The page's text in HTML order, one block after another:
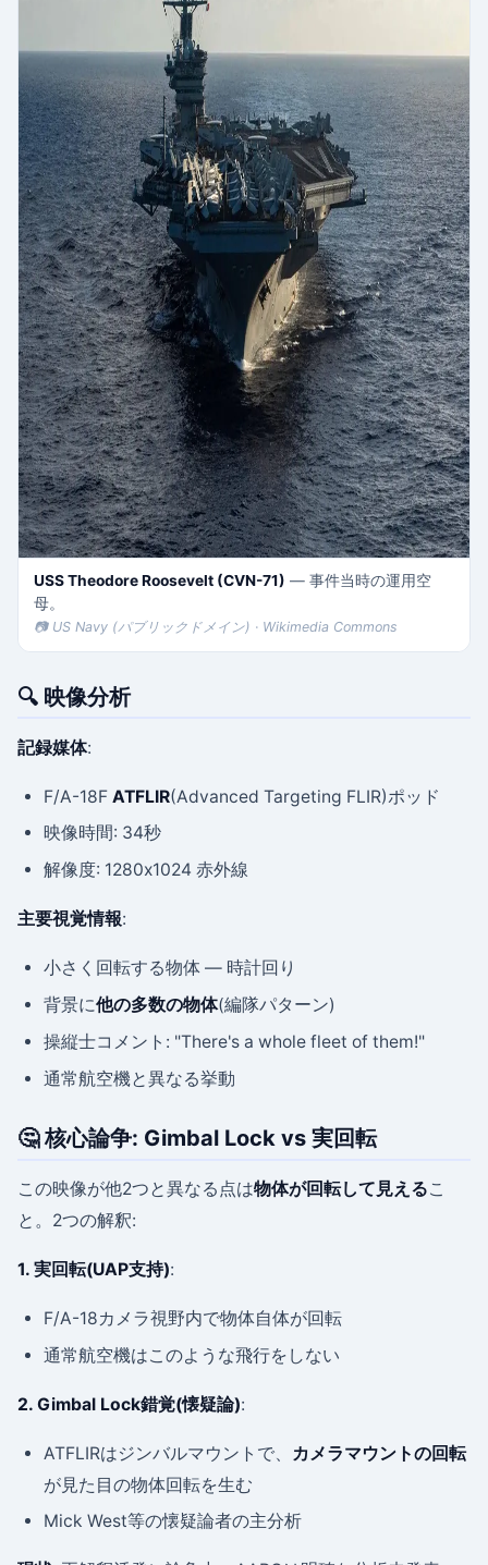
USS Theodore Roosevelt (CVN-71) — 事件当時の運用空
母。
📷 US Navy (パブリックドメイン) · Wikimedia Commons
🔍 映像分析
記録媒体:
F/A-18F ATFLIR(Advanced Targeting FLIR)ポッド
映像時間: 34秒
解像度: 1280x1024 赤外線
主要視覚情報:
小さく回転する物体 — 時計回り
背景に他の多数の物体(編隊パターン)
操縦士コメント: "There's a whole fleet of them!"
通常航空機と異なる挙動
🤔 核心論争: Gimbal Lock vs 実回転
この映像が他2つと異なる点は物体が回転して見えるこ
と。2つの解釈:
1. 実回転(UAP支持):
F/A-18カメラ視野内で物体自体が回転
通常航空機はこのような飛行をしない
2. Gimbal Lock錯覚(懐疑論):
ATFLIRはジンバルマウントで、
カメラマウントの回転
が見た目の物体回転を生む
Mick West等の懐疑論者の主分析